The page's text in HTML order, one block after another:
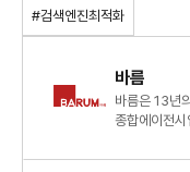
#검색엔진최적화
바름
바름은 13년
종합에이전시